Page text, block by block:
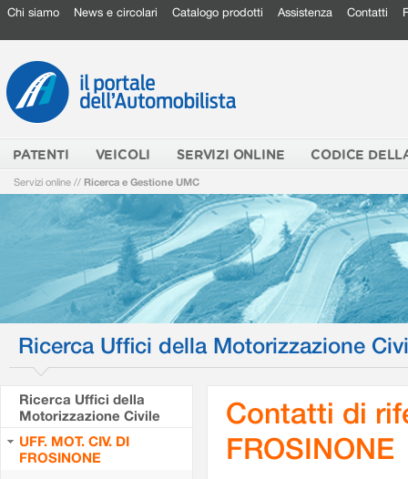
Chi siamo News e circolari Catalogo prodotti Assistenza Contatti
PATENTI VEICOLI SERVIZI ONLINE CODICE
Servizi online // Ricerca e Gestione UMC
Ricerca Uffici della Motorizzazione
Ricerca Uffici della
Motorizzazione Civile
UFF. MOT. CIV. DI
FROSINONE
Contatti di
FROSINONE